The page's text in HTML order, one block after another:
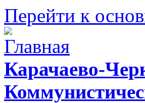
Перейти к
Карачаево-